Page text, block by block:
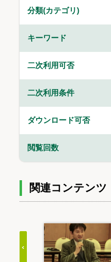
分類(カテゴリ)
キーワード
二次利用可否
二次利用条件
ダウンロード可否
閲覧回数
関連コンテンツ